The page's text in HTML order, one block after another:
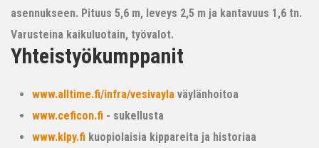
asennukseen. Pituus 5,6 m, leveys 2,5 m ja kantavuus 1,6 tn.
Varusteina kaikuluotain, työvalot.
Yhteistyökumppanit
www.alltime.fi/infra/vesivayla väylänhoitoa
www.ceficon.fi - sukellusta
www.klpy.fi kuopiolaisia kippareita ja historiaa